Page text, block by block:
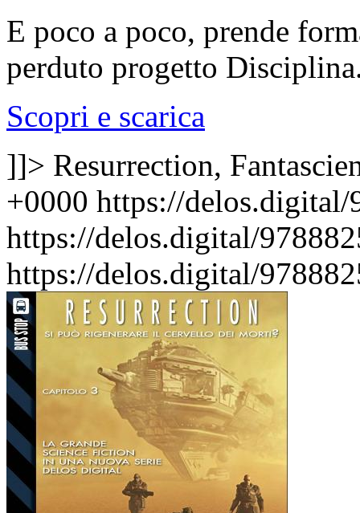
E poco a poco, prende
perduto progetto
Scopri e scarica
]]> Resurrection,
+0000 https://delos.digital/
https://delos.digital/
https://delos.digital/